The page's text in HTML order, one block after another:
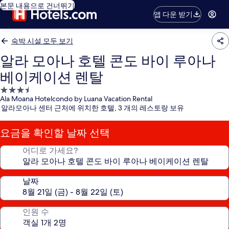
본문 내용으로 건너뛰기
앱 다운 받기
숙박 시설 모두 보기
알라 모아나 호텔 콘도 바이 루아나
베이케이션 렌탈
3.5
성
급
숙
박
시
Ala Moana Hotelcondo by Luana Vacation Rental
알라모아나 센터 근처에 위치한 호텔, 3 개의 레스토랑 보유
요금을 확인할 날짜 선택
어디로 가세요?
날짜
인원 수